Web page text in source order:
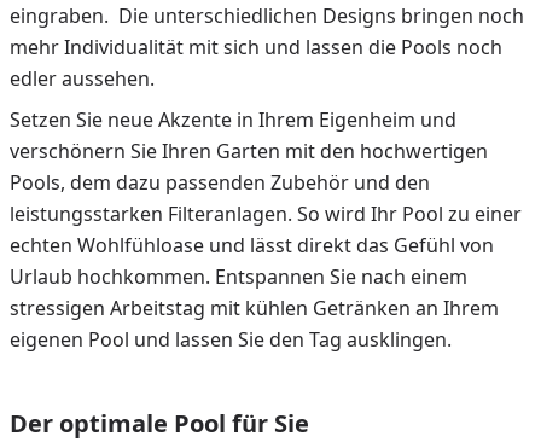
eingraben. Die unterschiedlichen Designs bringen noch
mehr Individualität mit sich und lassen die Pools noch
edler aussehen.
Setzen Sie neue Akzente in Ihrem Eigenheim und
verschönern Sie Ihren Garten mit den hochwertigen
Pools, dem dazu passenden Zubehör und den
leistungsstarken Filteranlagen. So wird Ihr Pool zu einer
echten Wohlfühloase und lässt direkt das Gefühl von
Urlaub hochkommen. Entspannen Sie nach einem
stressigen Arbeitstag mit kühlen Getränken an Ihrem
eigenen Pool und lassen Sie den Tag ausklingen.
Der optimale Pool für Sie